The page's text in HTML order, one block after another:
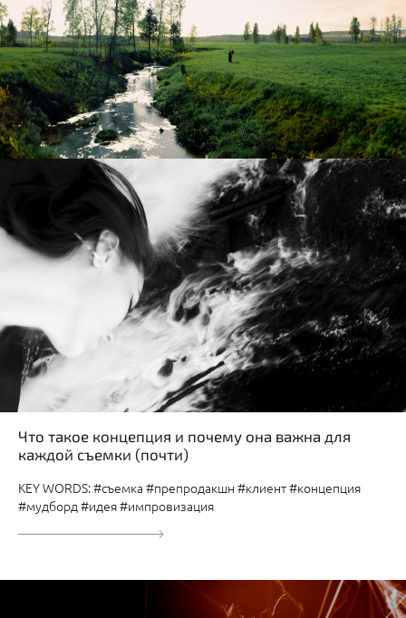
Что такое концепция и почему она важна для
каждой съемки (почти)
KEY WORDS: #съемка #препродакшн #клиент #концепция
#мудборд #идея #импровизация